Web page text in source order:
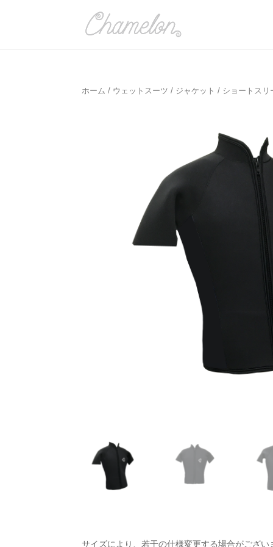
ホーム / ウェットスーツ / ジャケット / ショートスリ
サイズにより、若干の仕様変更する場合がござい